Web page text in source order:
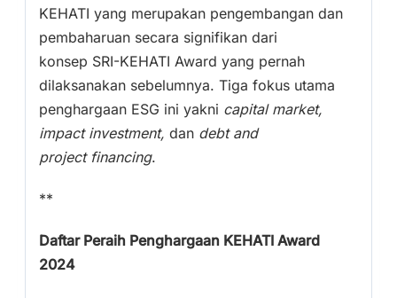
KEHATI yang merupakan pengembangan dan
pembaharuan secara signifikan dari
konsep SRI-KEHATI Award yang pernah
dilaksanakan sebelumnya. Tiga fokus utama
penghargaan ESG ini yakni capital market,
impact investment, dan debt and
project financing.
**
Daftar Peraih Penghargaan KEHATI Award
2024